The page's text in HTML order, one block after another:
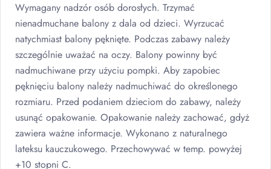
Wymagany nadzór osób dorosłych. Trzymać
nienadmuchane balony z dala od dzieci. Wyrzucać
natychmiast balony pęknięte. Podczas zabawy należy
szczególnie uważać na oczy. Balony powinny być
nadmuchiwane przy użyciu pompki. Aby zapobiec
pęknięciu balony należy nadmuchiwać do określonego
rozmiaru. Przed podaniem dzieciom do zabawy, należy
usunąć opakowanie. Opakowanie należy zachować, gdyż
zawiera ważne informacje. Wykonano z naturalnego
lateksu kauczukowego. Przechowywać w temp. powyżej
+10 stopni C.